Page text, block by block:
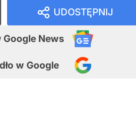
UDOSTĘPNIJ
Google News
w Google